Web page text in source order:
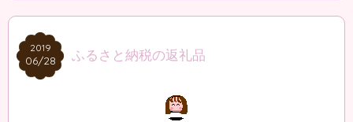
2019
06/28
2019
06/28 ふるさと納税の返礼品